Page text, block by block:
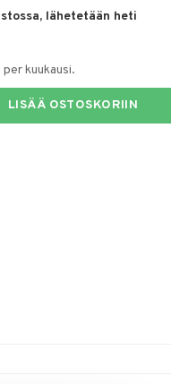
lähetetään heti
kuukausi.
LISÄÄ OSTOSKORIIN